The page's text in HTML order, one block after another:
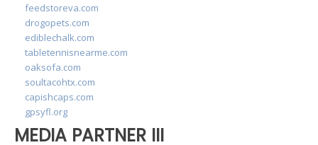
feedstoreva.com
drogopets.com
ediblechalk.com
tabletennisnearme.com
oaksofa.com
soultacohtx.com
capishcaps.com
gpsyfl.org
MEDIA PARTNER III